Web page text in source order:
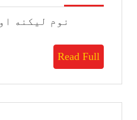
نوم لیکنه
Read Full
Read
Full